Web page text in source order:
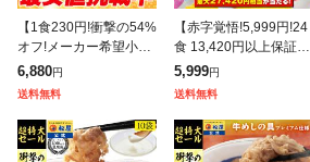
【1食230円!衝撃の54%
オフ!メーカー希望小売
価格15,000円→6,880
円】 牛めしの具(プレミ
6,880円
送料無料
【赤字覚悟!5,999円!24
食 13,420円以上保証!】
松屋 新春 ドリームガチ
ャ 福袋 2026 最大27,42
5,999円
送料無料